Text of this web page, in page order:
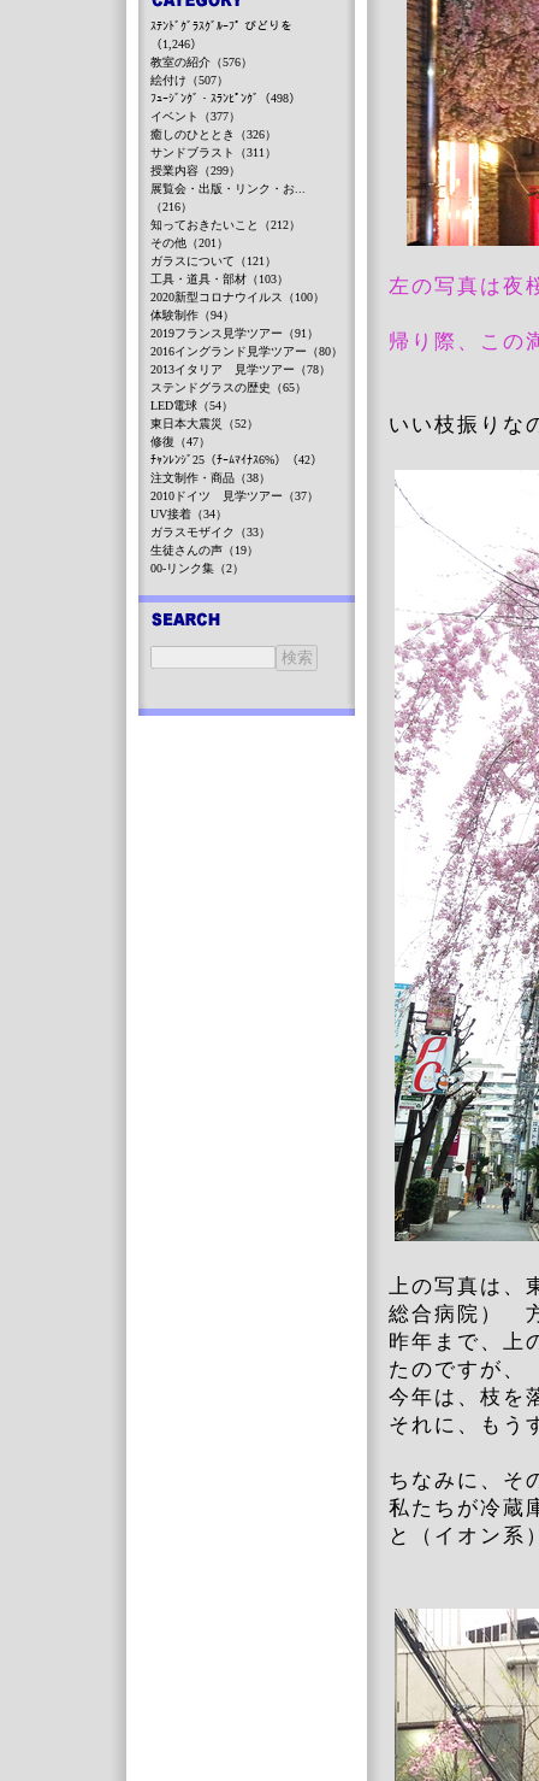
左の写真は夜
帰り際、この
いい枝振りな
上の写真は、
総合病院）
昨年まで、上
たのですが、
今年は、枝
それに、もう
ちなみに、そ
私たちが冷蔵
と（イオン
ｽﾃﾝﾄﾞｸﾞﾗｽｸﾞﾙｰﾌﾟ びどりを
（1,246）
教室の紹介（576）
絵付け（507）
ﾌｭｰｼﾞﾝｸﾞ・ｽﾗﾝﾋﾟﾝｸﾞ（498）
イベント（377）
癒しのひととき（326）
サンドブラスト（311）
授業内容（299）
展覧会・出版・リンク・お...
（216）
知っておきたいこと（212）
その他（201）
ガラスについて（121）
工具・道具・部材（103）
2020新型コロナウイルス（100）
体験制作（94）
2019フランス見学ツアー（91）
2016イングランド見学ツアー（80）
2013イタリア 見学ツアー（78）
ステンドグラスの歴史（65）
LED電球（54）
東日本大震災（52）
修復（47）
ﾁｬﾝﾚﾝｼﾞ25（ﾁｰﾑﾏｲﾅｽ6%）（42）
注文制作・商品（38）
2010ドイツ 見学ツアー（37）
UV接着（34）
ガラスモザイク（33）
生徒さんの声（19）
00-リンク集（2）